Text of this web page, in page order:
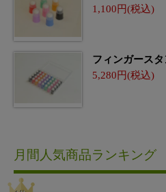
1,100
フィンガース
5,280
月間人気商品ランキング